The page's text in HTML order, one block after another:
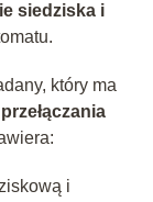
siedziska i
który ma
i